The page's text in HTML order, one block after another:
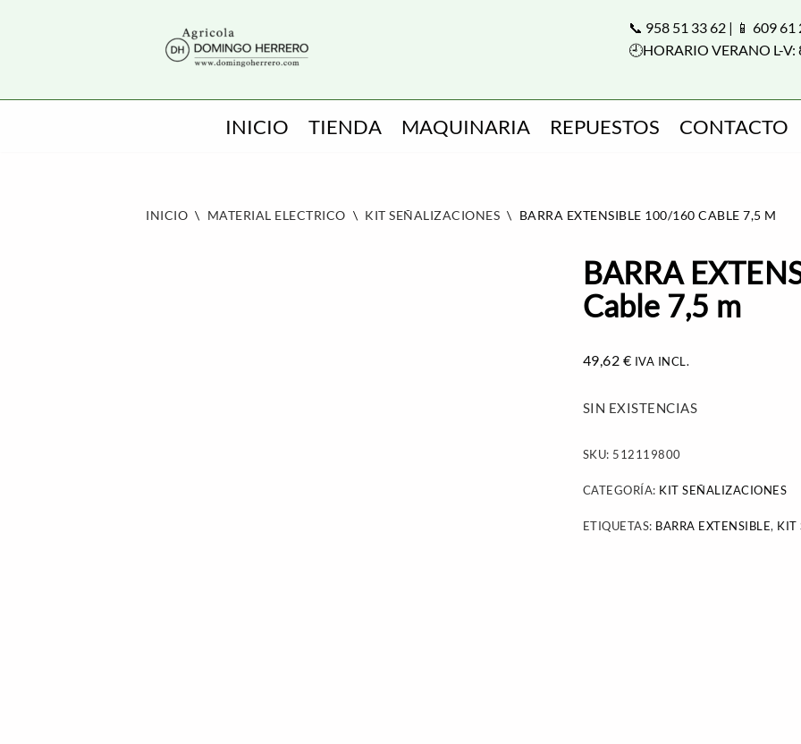
📞 958 51 33 62 | 📱 609 61
🕘HORARIO VERANO L-
INICIO TIENDA MAQUINARIA REPUESTOS CONTACTO
INICIO \ MATERIAL ELECTRICO \ KIT SEÑALIZACIONES \ BARRA EXTENSIBLE 100/160 CABLE 7,5 M
BARRA
Cable 7,5 m
49,62 € IVA INCL.
SIN EXISTENCIAS
SKU: 512119800
CATEGORÍA: KIT SEÑALIZACIONES
ETIQUETAS: BARRA EXTENSIBLE, KIT